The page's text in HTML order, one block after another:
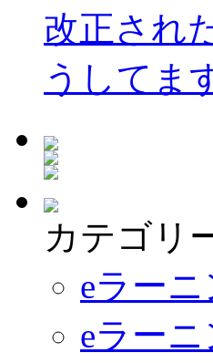
改正され
うしてま
カテゴリ
eラー
eラー